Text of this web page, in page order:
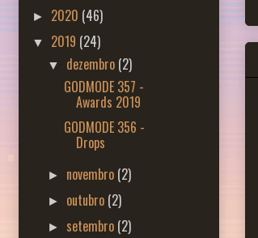
► 2020 (46)
▼ 2019 (24)
▼ dezembro (2)
GODMODE 357 -
Awards 2019
GODMODE 356 -
Drops
► novembro (2)
► outubro (2)
► setembro (2)